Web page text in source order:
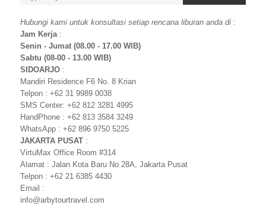
Hubungi kami untuk konsultasi setiap rencana liburan anda di :
Jam Kerja:
Senin - Jumat (08.00 - 17.00 WIB)
Sabtu (08-00 - 13.00 WIB)
SIDOARJO :
Mandiri Residence F6 No. 8 Krian
Telpon : +62 31 9989 0038
SMS Center: +62 812 3281 4995
HandPhone : +62 813 3584 3249
WhatsApp : +62 896 9750 5225
JAKARTA PUSAT :
VirtuMax Office Room #314
Alamat : Jalan Kota Baru No 28A, Jakarta Pusat
Telpon : +62 21 6385 4430
Email :
info@arbytourtravel.com